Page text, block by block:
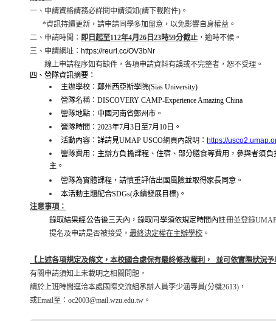
一、申請資格請務必詳閱申請須知(請下載附件)。
*資訊持續更新，請申請同學多加留意，以免影響自身權益。
二、申請時間： 即日起至112年4月26日23時59分截止，逾時不候。
三、申請網址： https://reurl.cc/OV3bNr
線上申請程序如有缺件，各項申請資料有誤或不完整者，恕不受理。
四、營隊資訊摘要：
主辦學校：鄭州西亞斯學院(Sias University)
營隊名稱： DISCOVERY CAMP-Experience Amazing China
營隊地點：中國河南省鄭州市。
營隊時間： 2023年7月 3 日至7月 10 日。
活動內容：詳請見UMAP USCO網頁內說明： https://
營隊費用：主辦方負擔課程、住宿、部分膳食等費用，參與者須
主。
營隊為實體課程，請慎重評估出國風險並取得家長同意。
本活動主題配合SDGs(永續發展目標) 。
注意事項：
錄取結果經公告後三天內，錄取同學須依規定時間內註冊並登錄
提名及申請是否被接受， 最終決定權在主辦學校 。
【上述各項規定及條文，本校國合處保有最終修改權利， 並可依實際狀況
有關申請須知上未載明之相關問題，
請於上班時間逕洽本處國際交流組承辦人員李少涵專員(分機2613)，
或Email至：oc2003@mail.wzu.edu.tw。